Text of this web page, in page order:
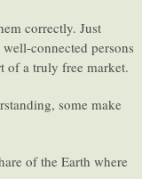
correctly. Just
connected persons
of a truly free market.
some make
of the Earth where